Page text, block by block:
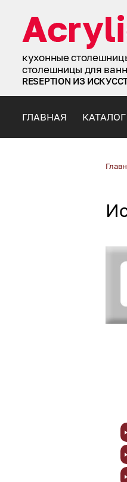
кухонные
столешницы для
RESEPTION ИЗ
ГЛАВНАЯ КАТАЛОГ